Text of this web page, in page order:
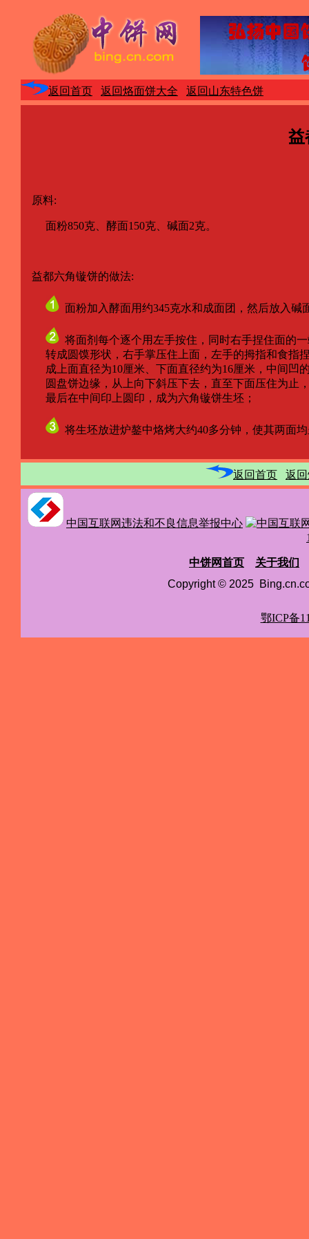
返回首页 返回烙面饼大全 返回山东特色饼
益
原料:
面粉850克、酵面150克、碱面2克。
益都六角镟饼的做法:
面粉加入酵面用约345克水和成面团，然后放入
将面剂每个逐个用左手按住，同时右手捏住面的
转成圆馍形状，右手掌压住上面，左手的拇指和食指
成上面直径为10厘米、下面直径约为16厘米，中间凹
圆盘饼边缘，从上向下斜压下去，直至下面压住为止
最后在中间印上圆印，成为六角镟饼生坯；
将生坯放进炉鏊中烙烤大约40多分钟，使其两面
返回首页 返
中国互联网违法和不良信息举报中心
中饼网首页
关于我们
Copyright © 2025
鄂ICP备